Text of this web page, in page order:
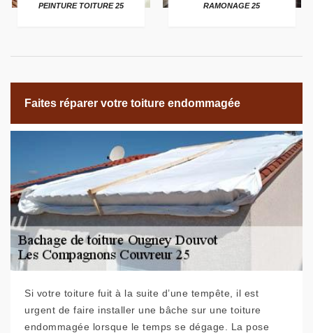
PEINTURE TOITURE 25 RAMONAGE 25
Faites réparer votre toiture endommagée
Si votre toiture fuit à la suite d’une tempête, il est
urgent de faire installer une bâche sur une toiture
endommagée lorsque le temps se dégage. La pose